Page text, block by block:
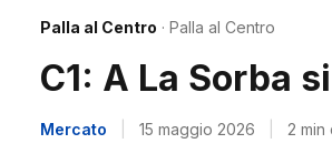
Palla al Centro · Palla al Centro
C1: A La Sorba
Mercato 15 maggio 2026 2 min